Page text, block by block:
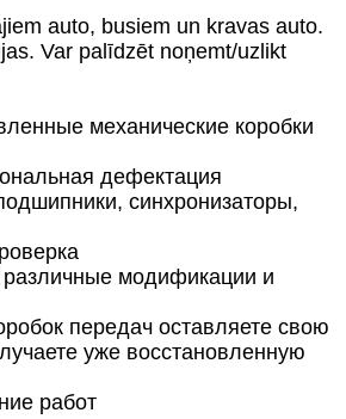
auto, busiem un kravas auto.
Var palīdzēt noņemt/uzlikt
механические коробки
дефектация
синхронизаторы,
модификации и
передач оставляете свою
уже восстановленную
работ